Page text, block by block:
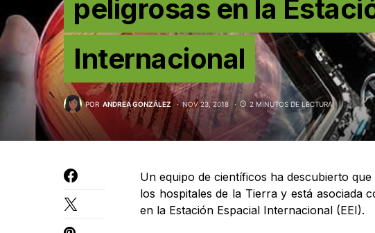
peligrosas en la
Internacional
POR ANDREA GONZÁLEZ NOV 23, 2018 2 MINUTOS DE LECTURA
Un equipo de científicos ha descubierto
los hospitales de la Tierra y está asociada
en la Estación Espacial Internacional (EEI).